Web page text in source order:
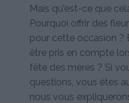
Mais qu'est-ce que
Pourquoi offrir des
pour cette occasion ?
être pris en compte
fête des mères ? Si
questions, vous êtes
nous vous